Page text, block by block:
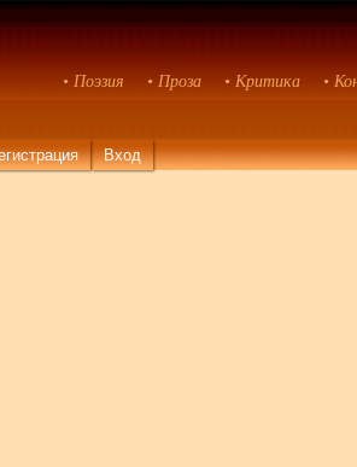
• Поэзия • Проза • Критика •
Вход